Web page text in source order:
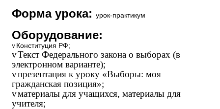
Форма урока: урок-практикум
Оборудование:
v Конституция РФ;
vТекст Федерального закона о выборах (в
электронном варианте);
vпрезентация к уроку «Выборы: моя
гражданская позиция»;
vматериалы для учащихся, материалы для
учителя;